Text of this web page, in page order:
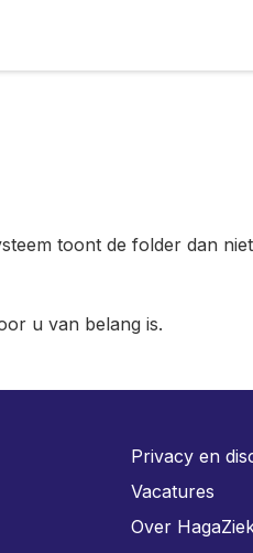
toont de folder dan
u van belang is.
Privacy en
Vacatures
Over